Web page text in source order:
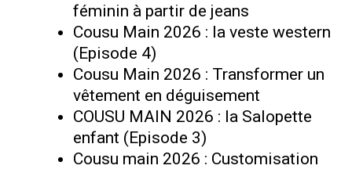
féminin à partir de jeans
Cousu Main 2026 : la veste western
(Episode 4)
Cousu Main 2026 : Transformer un
vêtement en déguisement
COUSU MAIN 2026 : la Salopette
enfant (Episode 3)
Cousu main 2026 : Customisation